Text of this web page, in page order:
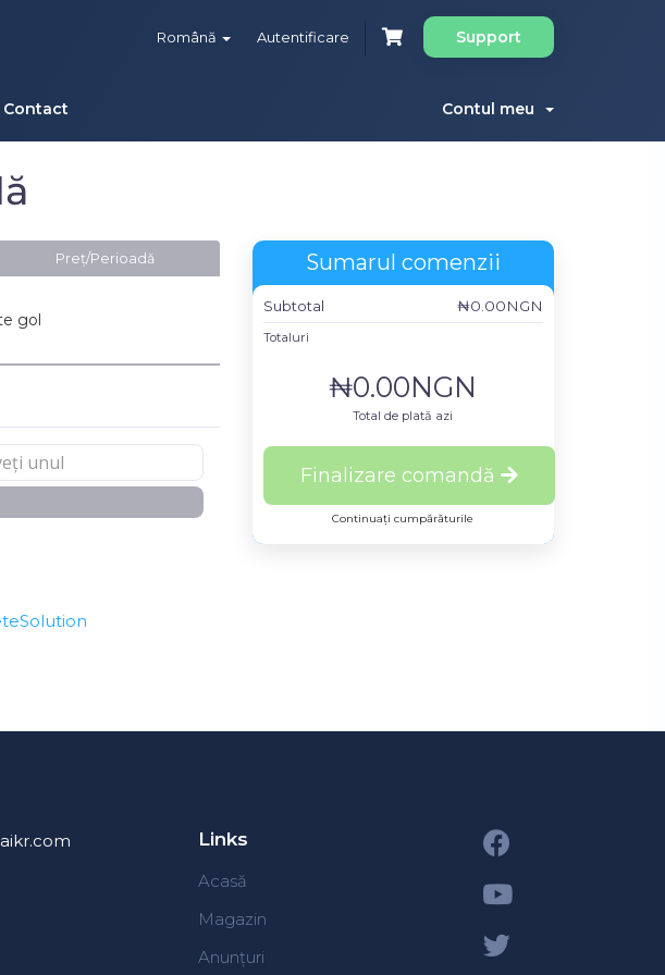
Română Autentificare Support
Contact Contul meu
Preț/Perioadă
gol
Sumarul comenzii
Subtotal ₦0.00NGN
Totaluri
₦0.00NGN
Total de plată azi
Finalizare comandă
Continuați cumpărăturile
Links
Acasă
Magazin
Anunțuri